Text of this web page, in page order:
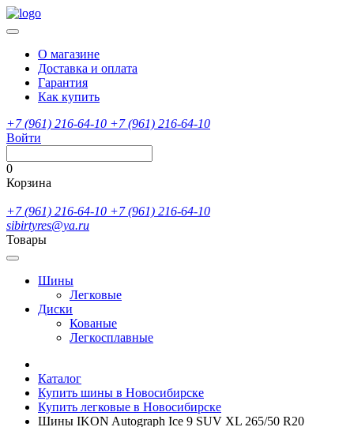
О магазине
Доставка и оплата
Гарантия
Как купить
+7 (961) 216-64-10 +7 (961) 216-64-10
Войти
0
Корзина
+7 (961) 216-64-10 +7 (961) 216-64-10
sibirtyres@ya.ru
Товары
Шины
Легковые
Диски
Кованые
Легкосплавные
Каталог
Купить шины в Новосибирске
Купить легковые в Новосибирске
Шины IKON Autograph Ice 9 SUV XL 265/50 R20